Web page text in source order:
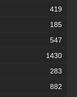
419
185
547
1430
283
882